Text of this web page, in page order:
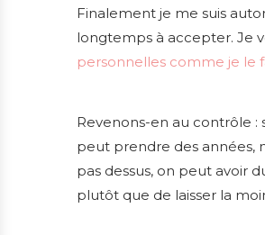
Finalement je me suis
longtemps à accepter. Je
personnelles comme je le
Revenons-en au contrôle
peut prendre des années,
pas dessus, on peut avoir
plutôt que de laisser la